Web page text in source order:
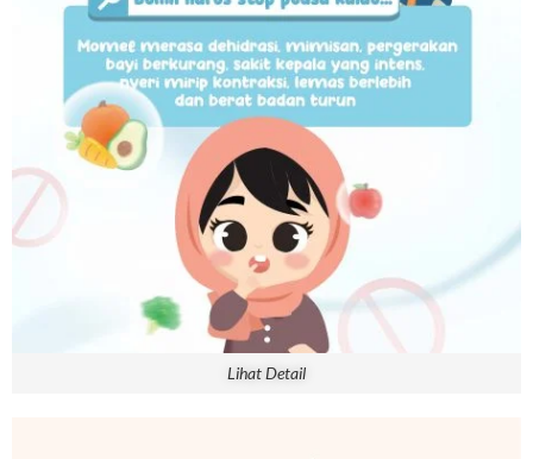
Lihat Detail